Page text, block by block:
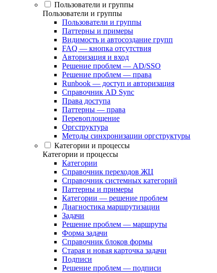
Пользователи и группы
Пользователи и группы
Пользователи и группы
Паттерны и примеры
Видимость и автосоздание групп
FAQ — кнопка отсутствия
Авторизация и вход
Решение проблем — AD/SSO
Решение проблем — права
Runbook — доступ и авторизация
Справочник AD Sync
Права доступа
Паттерны — права
Перевоплощение
Оргструктура
Методы синхронизации оргструктуры
Категории и процессы
Категории и процессы
Категории
Справочник переходов ЖЦ
Справочник системных категорий
Паттерны и примеры
Категории — решение проблем
Диагностика маршрутизации
Задачи
Решение проблем — маршруты
Форма задачи
Справочник блоков формы
Старая и новая карточка задачи
Подписи
Решение проблем — подписи